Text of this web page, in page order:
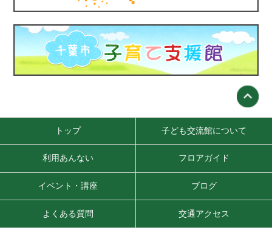
トップ 子ども交流館について
利用あんない フロアガイド
イベント・講座 ブログ
よくある質問 交通アクセス